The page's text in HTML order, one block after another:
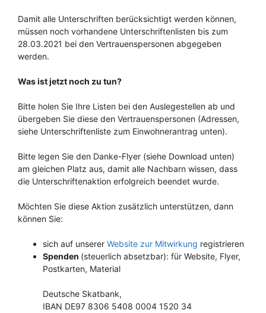
Damit alle Unterschriften berücksichtigt werden können,
müssen noch vorhandene Unterschriftenlisten bis zum
28.03.2021 bei den Vertrauenspersonen abgegeben
werden.
Was ist jetzt noch zu tun?
Bitte holen Sie Ihre Listen bei den Auslegestellen ab und
übergeben Sie diese den Vertrauenspersonen (Adressen,
siehe Unterschriftenliste zum Einwohnerantrag unten).
Bitte legen Sie den Danke-Flyer (siehe Download unten)
am gleichen Platz aus, damit alle Nachbarn wissen, dass
die Unterschriftenaktion erfolgreich beendet wurde.
Möchten Sie diese Aktion zusätzlich unterstützen, dann
können Sie:
sich auf unserer Website zur Mitwirkung registrieren
Spenden (steuerlich absetzbar): für Website, Flyer,
Postkarten, Material
Deutsche Skatbank,
IBAN DE97 8306 5408 0004 1520 34